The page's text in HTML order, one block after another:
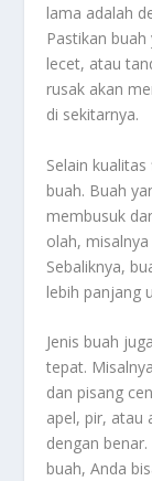
lama adalah
Pastikan
lecet, atau
rusak akan
di sekitarnya.
Selain
buah. Buah
membusuk
olah,
Sebaliknya,
lebih panjang
Jenis buah
tepat.
dan pisang
apel, pir, atau
dengan
buah, Anda